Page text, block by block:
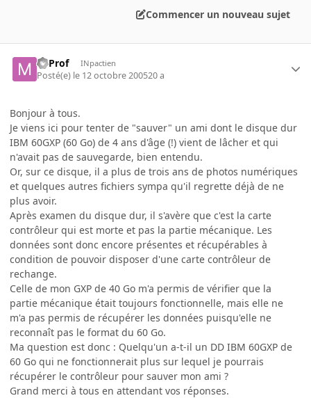
Commencer un nouveau sujet
M Prof INpactien
Posté(e) le 12 octobre 200520 a
Bonjour à tous.
Je viens ici pour tenter de "sauver" un ami dont le disque dur
IBM 60GXP (60 Go) de 4 ans d'âge (!) vient de lâcher et qui
n'avait pas de sauvegarde, bien entendu.
Or, sur ce disque, il a plus de trois ans de photos numériques
et quelques autres fichiers sympa qu'il regrette déjà de ne
plus avoir.
Après examen du disque dur, il s'avère que c'est la carte
contrôleur qui est morte et pas la partie mécanique. Les
données sont donc encore présentes et récupérables à
condition de pouvoir disposer d'une carte contrôleur de
rechange.
Celle de mon GXP de 40 Go m'a permis de vérifier que la
partie mécanique était toujours fonctionnelle, mais elle ne
m'a pas permis de récupérer les données puisqu'elle ne
reconnaît pas le format du 60 Go.
Ma question est donc : Quelqu'un a-t-il un DD IBM 60GXP de
60 Go qui ne fonctionnerait plus sur lequel je pourrais
récupérer le contrôleur pour sauver mon ami ?
Grand merci à tous en attendant vos réponses.